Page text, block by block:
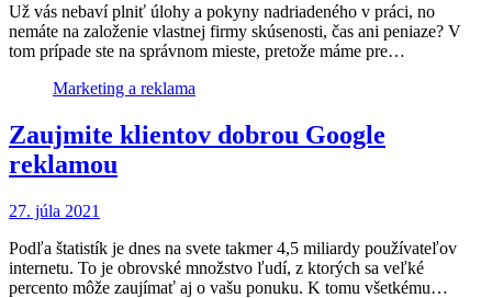
Už vás nebaví plniť úlohy a pokyny nadriadeného v práci, no
nemáte na založenie vlastnej firmy skúsenosti, čas ani peniaze? V
tom prípade ste na správnom mieste, pretože máme pre…
Marketing a reklama
Zaujmite klientov dobrou Google
reklamou
27. júla 2021
Podľa štatistík je dnes na svete takmer 4,5 miliardy používateľov
internetu. To je obrovské množstvo ľudí, z ktorých sa veľké
percento môže zaujímať aj o vašu ponuku. K tomu všetkému…